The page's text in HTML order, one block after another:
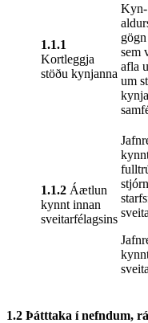
1.1.1
Kortleggja
stöðu kynjanna
sem
afla
um
1.1.2 Áætlun
kynnt innan
sveitarfélagsins
1.2 Þátttaka í nefndum,